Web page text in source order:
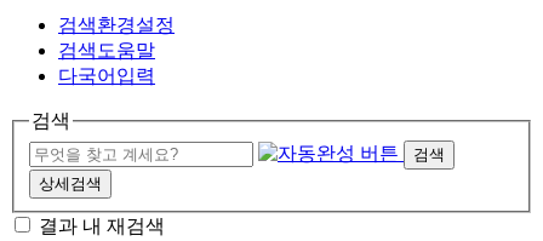
검색환경설정
검색도움말
다국어입력
검색
검색
상세검색
결과 내 재검색